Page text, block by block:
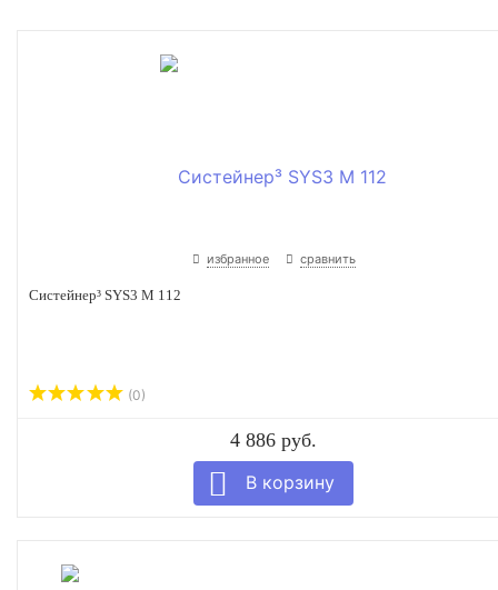
избранное сравнить
Систейнер³ SYS3 M 112
(0)
4 886 руб.